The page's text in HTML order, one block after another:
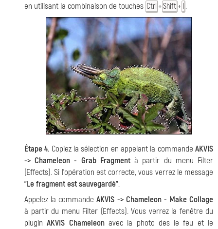
en utilisant la combinaison de touches Ctrl +Shift+ I .
Étape 4. Copiez la sélection en appelant la commandeAKVIS
-> Chameleon - Grab Fragmentà partir du menu Filter
(Effects). Si l'opération est correcte, vous verrez le message
"Le fragment est sauvegardé".
Appelez la commandeAKVIS -> Chameleon - Make Collage
à partir du menu Filter (Effects). Vous verrez la fenêtre du
pluginAKVIS Chameleonavec la photo des le feu et le